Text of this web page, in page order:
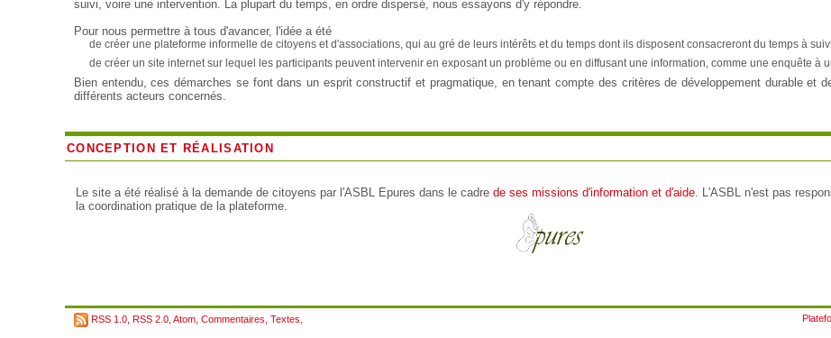
suivi, voire une intervention. La plupart du temps, en ordre dispersé, nous essayons d'y répondre.
Pour nous permettre à tous d'avancer, l'idée a été
de créer une plateforme informelle de citoyens et d'associations, qui au gré de leurs intérêts et du temps dont ils disposent consacreront du temps à
de créer un site internet sur lequel les participants peuvent intervenir en exposant un problème ou en diffusant une information, comme une enquête à
Bien entendu, ces démarches se font dans un esprit constructif et pragmatique, en tenant compte des critères de développement durable et
différents acteurs concernés.
CONCEPTION ET RÉALISATION
Le site a été réalisé à la demande de citoyens par l'ASBL Epures dans le cadre de ses missions d'information et d'aide. L'ASBL n'est pas
la coordination pratique de la plateforme.
RSS 1.0 RSS 2.0 Atom Commentaires Textes